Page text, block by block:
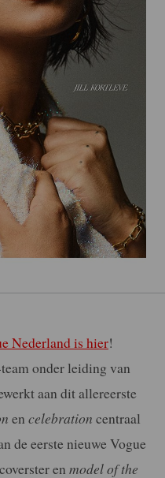
Nederland is hier!
onder leiding van
aan dit allereerste
en celebration centraal
de eerste nieuwe Vogue
en model of the